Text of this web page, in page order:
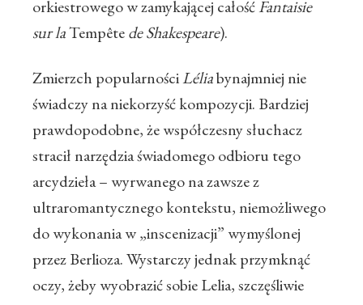
orkiestrowego w zamykającej całośćFantaisie
sur laTempêtede Shakespeare).
Zmierzch popularnościLéliabynajmniej nie
świadczy na niekorzyść kompozycji. Bardziej
prawdopodobne, że współczesny słuchacz
stracił narzędzia świadomego odbioru tego
arcydzieła – wyrwanego na zawsze z
ultraromantycznego kontekstu, niemożliwego
do wykonania w „inscenizacji” wymyślonej
przez Berlioza. Wystarczy jednak przymknąć
oczy, żeby wyobrazić sobie Lelia, szczęśliwie